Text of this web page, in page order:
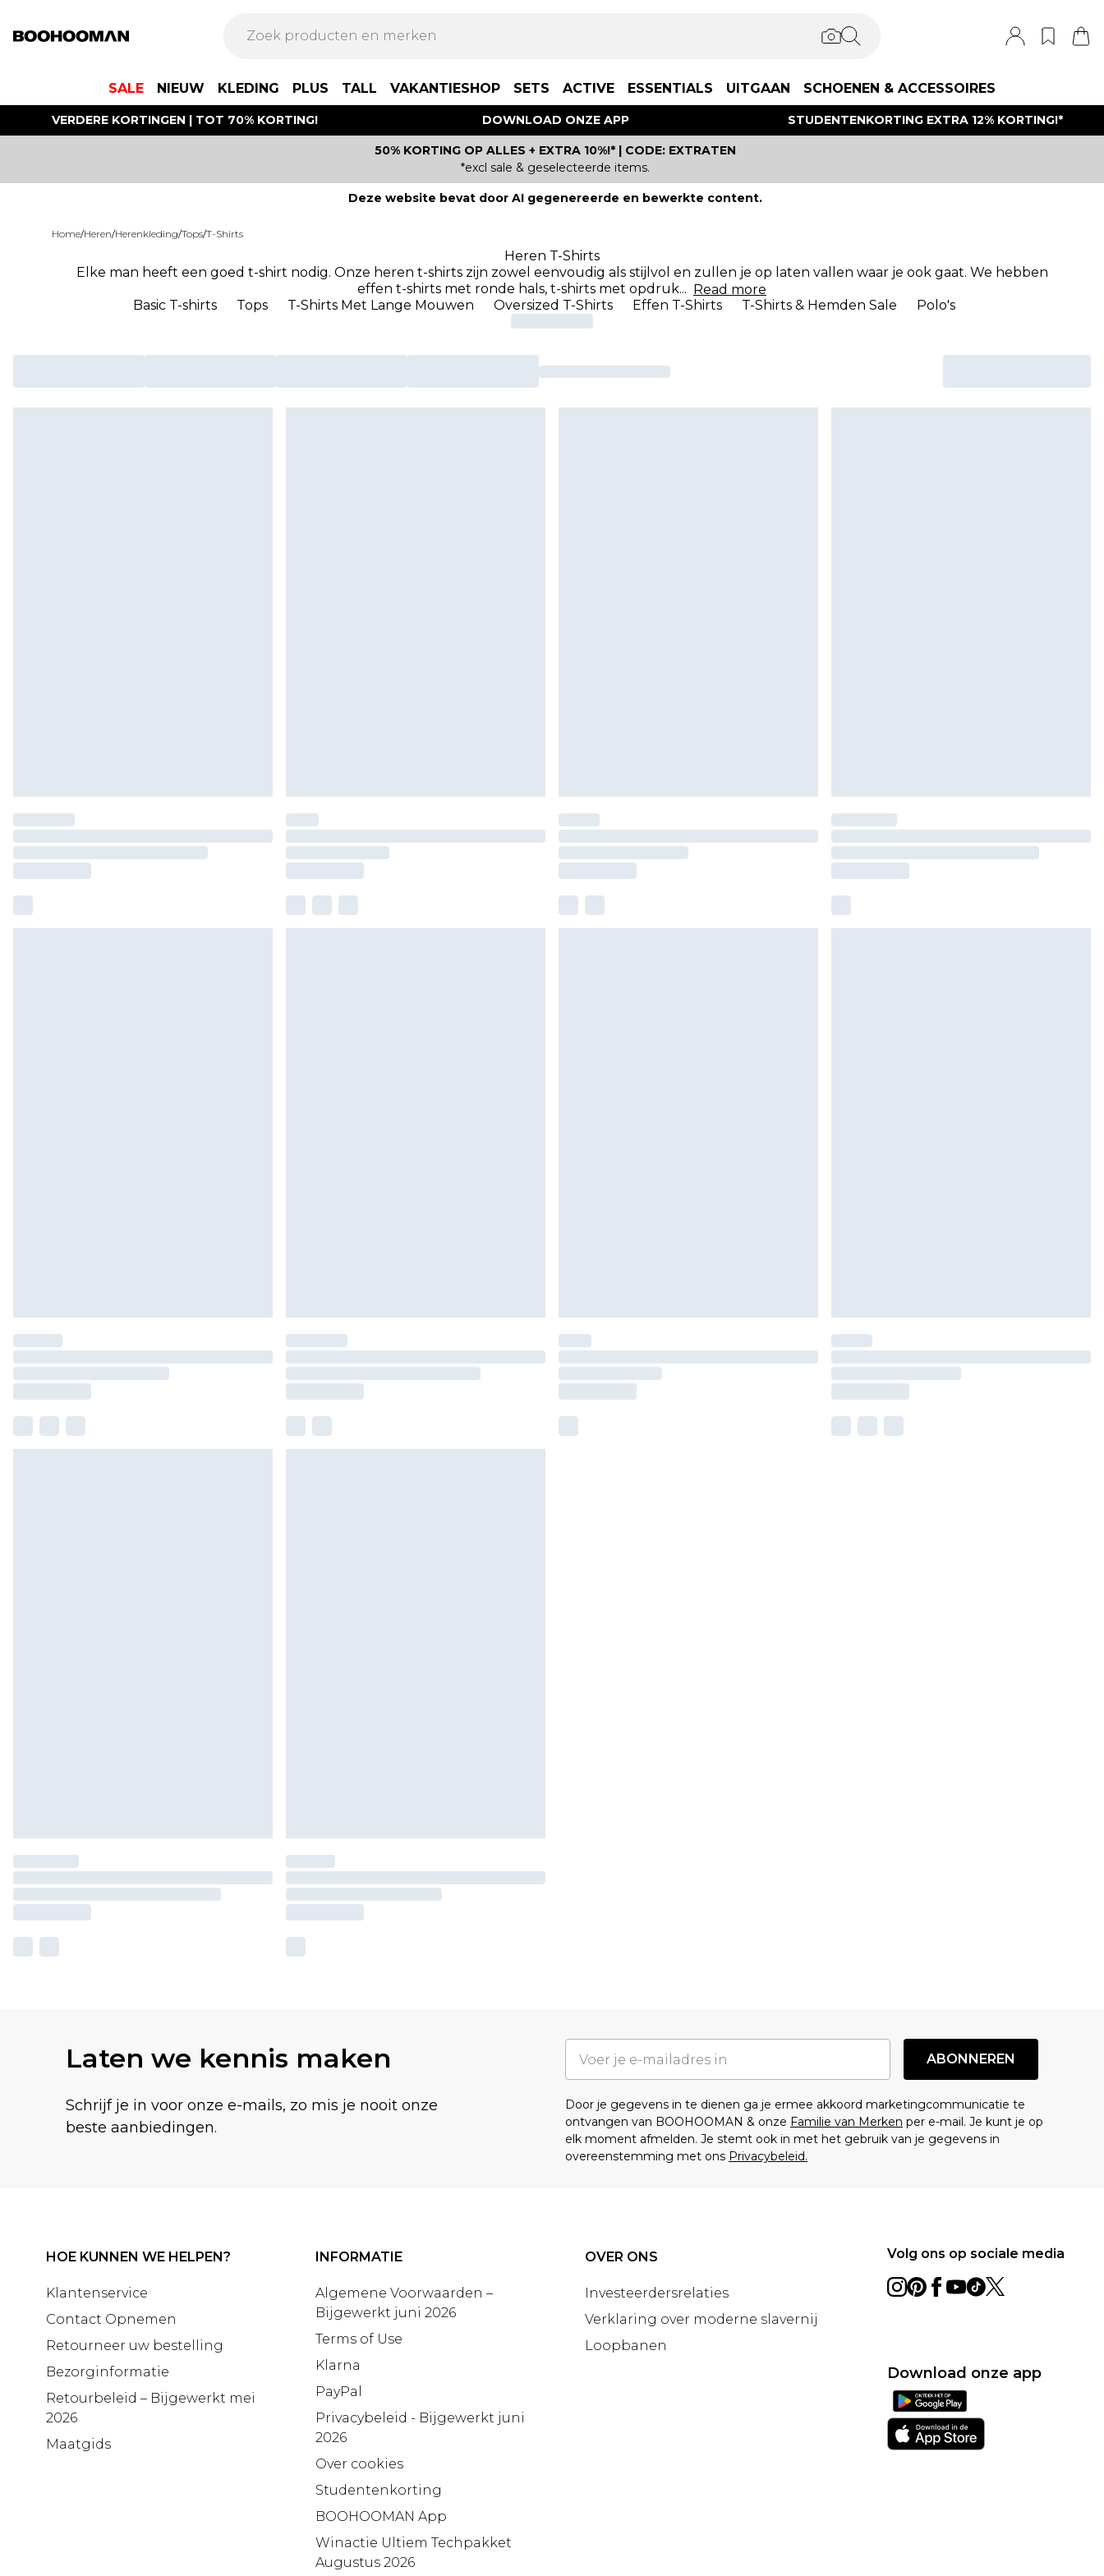
SALE NIEUW KLEDING PLUS TALL VAKANTIESHOP SETS ACTIVE ESSENTIALS UITGAAN SCHOENEN & ACCESSOIRES
VERDERE KORTINGEN | TOT 70% KORTING! DOWNLOAD ONZE APP STUDENTENKORTING EXTRA 12% KORTING!*
50% KORTING OP ALLES + EXTRA 10%!* | CODE: EXTRATEN
*excl sale & geselecteerde items.
Deze website bevat door AI gegenereerde en bewerkte content.
Home/Heren/Herenkleding/Tops/T-Shirts
Heren T-Shirts
Elke man heeft een goed t-shirt nodig. Onze heren t-shirts zijn zowel eenvoudig als stijlvol en zullen je op laten vallen waar je ook gaat. We hebben
effen t-shirts met ronde hals, t-shirts met opdruk... Read more
Basic T-shirts
Tops T-Shirts Met Lange Mouwen Oversized T-Shirts Effen T-Shirts T-Shirts & Hemden Sale Polo's
Laten we kennis maken
Schrijf je in voor onze e-mails, zo mis je nooit onze
beste aanbiedingen.
ABONNEREN
Door je gegevens in te dienen ga je ermee akkoord marketingcommunicatie te
ontvangen van BOOHOOMAN & onze Familie van Merken per e-mail. Je kunt je op
elk moment afmelden. Je stemt ook in met het gebruik van je gegevens in
overeenstemming met ons Privacybeleid.
HOE KUNNEN WE HELPEN?
Klantenservice
Contact Opnemen
Retourneer uw bestelling
Bezorginformatie
Retourbeleid – Bijgewerkt mei
2026
Maatgids
INFORMATIE
Algemene Voorwaarden –
Bijgewerkt juni 2026
Terms of Use
Klarna
PayPal
Privacybeleid - Bijgewerkt juni
2026
Over cookies
Studentenkorting
BOOHOOMAN App
Winactie Ultiem Techpakket
Augustus 2026
OVER ONS
Investeerdersrelaties
Verklaring over moderne slavernij
Loopbanen
Volg ons op sociale media
Download onze app